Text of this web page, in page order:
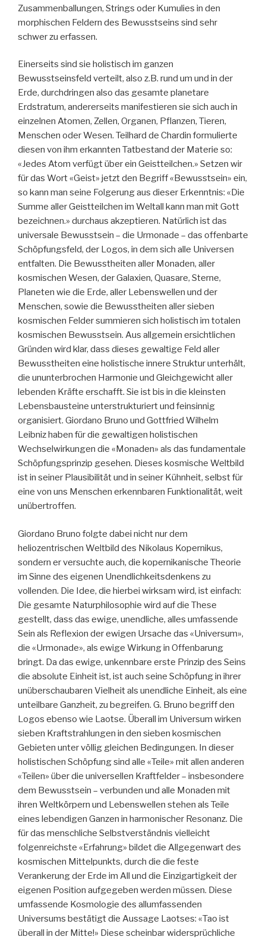
Zusammenballungen, Strings oder Kumulies in den
morphischen Feldern des Bewusstseins sind sehr
schwer zu erfassen.
Einerseits sind sie holistisch im ganzen
Bewusstseinsfeld verteilt, also z.B. rund um und in der
Erde, durchdringen also das gesamte planetare
Erdstratum, andererseits manifestieren sie sich auch in
einzelnen Atomen, Zellen, Organen, Pflanzen, Tieren,
Menschen oder Wesen. Teilhard de Chardin formulierte
diesen von ihm erkannten Tatbestand der Materie so:
«Jedes Atom verfügt über ein Geistteilchen.» Setzen wir
für das Wort «Geist» jetzt den Begriff «Bewusstsein» ein,
so kann man seine Folgerung aus dieser Erkenntnis: «Die
Summe aller Geistteilchen im Weltall kann man mit Gott
bezeichnen.» durchaus akzeptieren. Natürlich ist das
universale Bewusstsein – die Urmonade – das offenbarte
Schöpfungsfeld, der Logos, in dem sich alle Universen
entfalten. Die Bewusstheiten aller Monaden, aller
kosmischen Wesen, der Galaxien, Quasare, Sterne,
Planeten wie die Erde, aller Lebenswellen und der
Menschen, sowie die Bewusstheiten aller sieben
kosmischen Felder summieren sich holistisch im totalen
kosmischen Bewusstsein. Aus allgemein ersichtlichen
Gründen wird klar, dass dieses gewaltige Feld aller
Bewusstheiten eine holistische innere Struktur unterhält,
die ununterbrochen Harmonie und Gleichgewicht aller
lebenden Kräfte erschafft. Sie ist bis in die kleinsten
Lebensbausteine unterstrukturiert und feinsinnig
organisiert. Giordano Bruno und Gottfried Wilhelm
Leibniz haben für die gewaltigen holistischen
Wechselwirkungen die «Monaden» als das fundamentale
Schöpfungsprinzip gesehen. Dieses kosmische Weltbild
ist in seiner Plausibilität und in seiner Kühnheit, selbst für
eine von uns Menschen erkennbaren Funktionalität, weit
unübertroffen.
Giordano Bruno folgte dabei nicht nur dem
heliozentrischen Weltbild des Nikolaus Kopernikus,
sondern er versuchte auch, die kopernikanische Theorie
im Sinne des eigenen Unendlichkeitsdenkens zu
vollenden. Die Idee, die hierbei wirksam wird, ist einfach:
Die gesamte Naturphilosophie wird auf die These
gestellt, dass das ewige, unendliche, alles umfassende
Sein als Reflexion der ewigen Ursache das «Universum»,
die «Urmonade», als ewige Wirkung in Offenbarung
bringt. Da das ewige, unkennbare erste Prinzip des Seins
die absolute Einheit ist, ist auch seine Schöpfung in ihrer
unüberschaubaren Vielheit als unendliche Einheit, als eine
unteilbare Ganzheit, zu begreifen. G. Bruno begriff den
Logos ebenso wie Laotse. Überall im Universum wirken
sieben Kraftstrahlungen in den sieben kosmischen
Gebieten unter völlig gleichen Bedingungen. In dieser
holistischen Schöpfung sind alle «Teile» mit allen anderen
«Teilen» über die universellen Kraftfelder – insbesondere
dem Bewusstsein – verbunden und alle Monaden mit
ihren Weltkörpern und Lebenswellen stehen als Teile
eines lebendigen Ganzen in harmonischer Resonanz. Die
für das menschliche Selbstverständnis vielleicht
folgenreichste «Erfahrung» bildet die Allgegenwart des
kosmischen Mittelpunkts, durch die die feste
Verankerung der Erde im All und die Einzigartigkeit der
eigenen Position aufgegeben werden müssen. Diese
umfassende Kosmologie des allumfassenden
Universums bestätigt die Aussage Laotses: «Tao ist
überall in der Mitte!» Diese scheinbar widersprüchliche